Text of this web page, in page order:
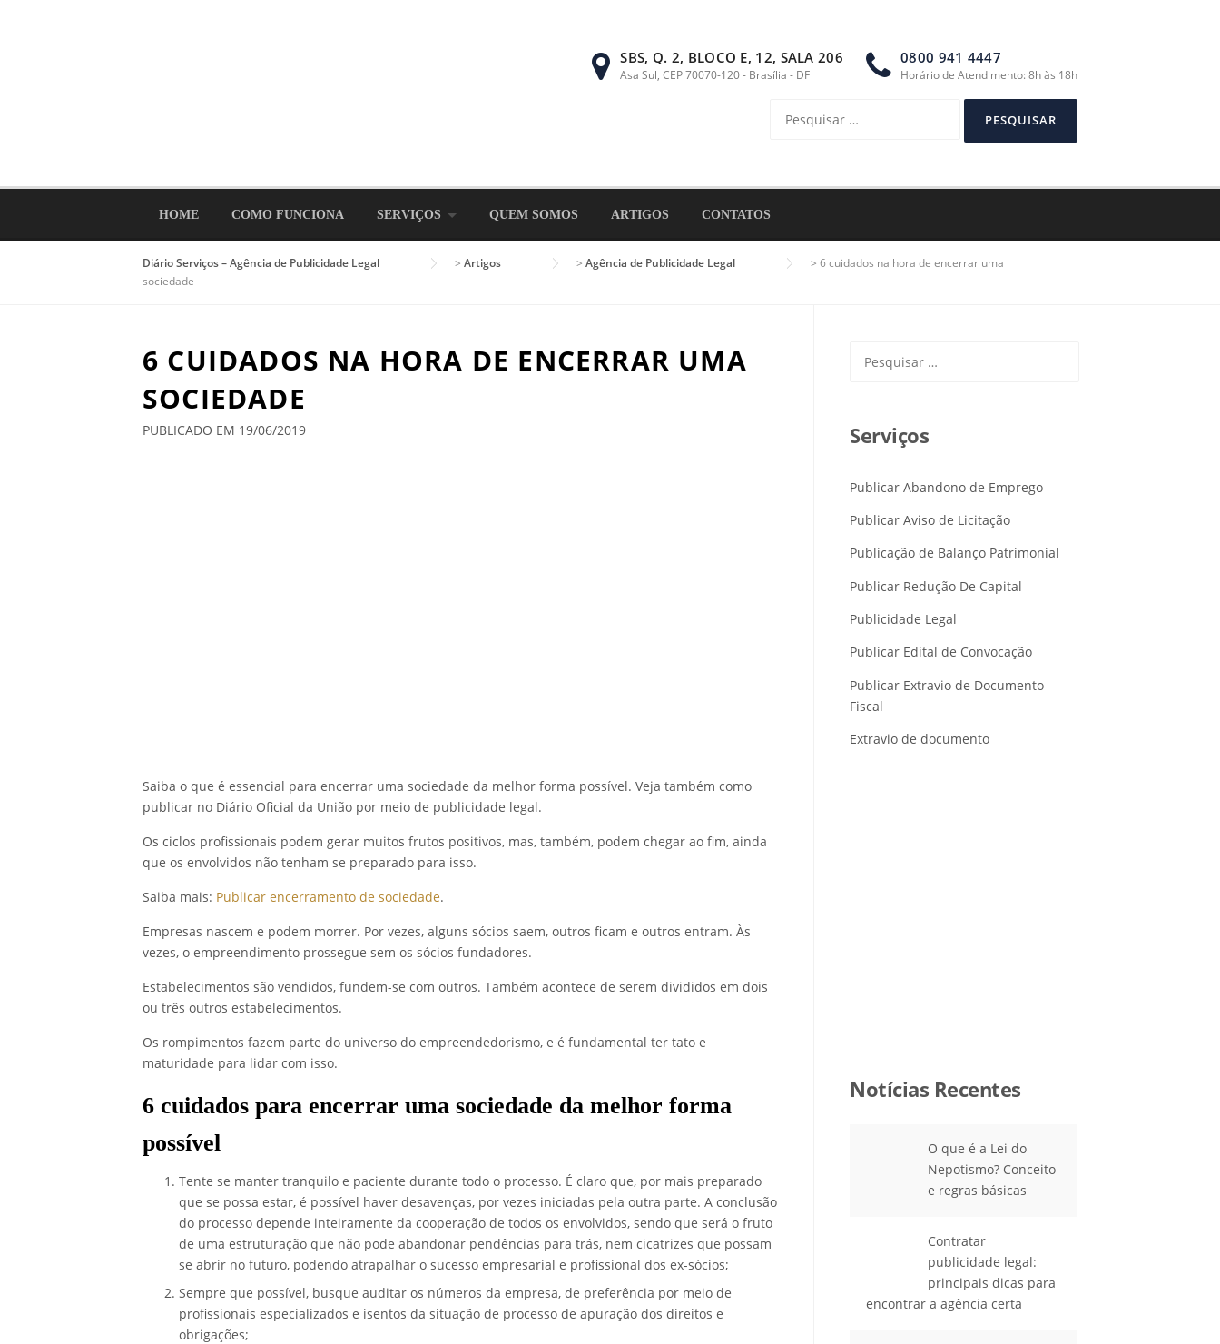
SBS, Q. 2, BLOCO E, 12, SALA 206
Asa Sul, CEP 70070-120 - Brasília - DF
0800 941 4447
Horário de Atendimento: 8h às 18h
por:
HOME COMO FUNCIONA SERVIÇOS QUEM SOMOS ARTIGOS CONTATOS
Diário Serviços – Agência de Publicidade Legal > Artigos > Agência de Publicidade Legal > 6 cuidados na hora de encerrar uma
sociedade
6 CUIDADOS NA HORA DE ENCERRAR UMA
SOCIEDADE
PUBLICADO EM 19/06/2019
Saiba o que é essencial para encerrar uma sociedade da melhor forma possível. Veja também como
publicar no Diário Oficial da União por meio de publicidade legal.
Os ciclos profissionais podem gerar muitos frutos positivos, mas, também, podem chegar ao fim, ainda
que os envolvidos não tenham se preparado para isso.
Saiba mais: Publicar encerramento de sociedade.
Empresas nascem e podem morrer. Por vezes, alguns sócios saem, outros ficam e outros entram. Às
vezes, o empreendimento prossegue sem os sócios fundadores.
Estabelecimentos são vendidos, fundem-se com outros. Também acontece de serem divididos em dois
ou três outros estabelecimentos.
Os rompimentos fazem parte do universo do empreendedorismo, e é fundamental ter tato e
maturidade para lidar com isso.
6 cuidados para encerrar uma sociedade da melhor forma
possível
Tente se manter tranquilo e paciente durante todo o processo. É claro que, por mais preparado
que se possa estar, é possível haver desavenças, por vezes iniciadas pela outra parte. A conclusão
do processo depende inteiramente da cooperação de todos os envolvidos, sendo que será o fruto
de uma estruturação que não pode abandonar pendências para trás, nem cicatrizes que possam
se abrir no futuro, podendo atrapalhar o sucesso empresarial e profissional dos ex-sócios;
Sempre que possível, busque auditar os números da empresa, de preferência por meio de
profissionais especializados e isentos da situação de processo de apuração dos direitos e
obrigações;
por:
Serviços
Publicar Abandono de Emprego
Publicar Aviso de Licitação
Publicação de Balanço Patrimonial
Publicar Redução De Capital
Publicidade Legal
Publicar Edital de Convocação
Publicar Extravio de Documento
Fiscal
Extravio de documento
Notícias Recentes
O que é a Lei do
Nepotismo? Conceito
e regras básicas
Contratar
publicidade legal:
principais dicas para
encontrar a agência certa